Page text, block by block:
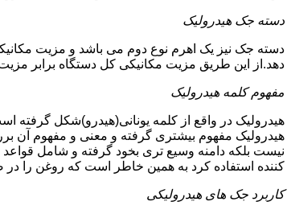
دسته جک هیدرولیک
دسته جک نیز یک اهرم نوع دوم می باشد و مزیت
دهد.از این طریق مزیت مکانیکی کل دستگاه برابر
مفهوم کلمه هیدرولیک
هیدرولیک در واقع از کلمه یونانی(هیدرو)شکل گرفته
هیدرولیک مفهوم بیشتری گرفته و معنی و مفهوم آن
نیست بلکه دامنه وسیع تری بخود گرفته و شامل
کننده استفاده کرد به همین خاطر است که روغن را در
کاربرد جک های هیدرولیکی